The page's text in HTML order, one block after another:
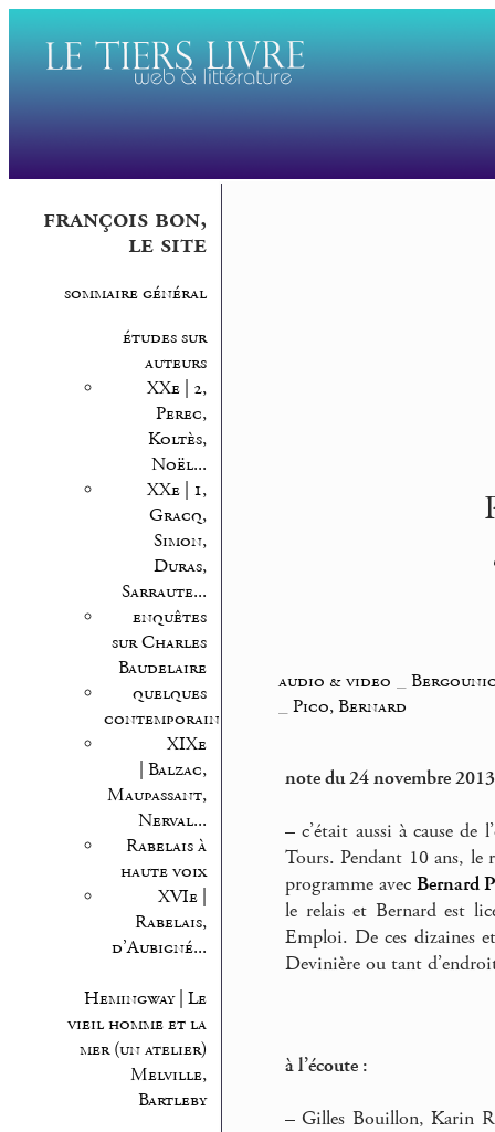
françois bon,
le site
sommaire général
études sur
auteurs
XXe | 2,
Perec,
Koltès,
Noël...
XXe | 1,
Gracq,
Simon,
Duras,
Sarraute...
enquêtes
sur Charles
Baudelaire
quelques
contemporains
XIXe
| Balzac,
Maupassant,
Nerval...
Rabelais à
haute voix
XVIe |
Rabelais,
d’Aubigné...
Hemingway | Le
vieil homme et la
mer (un atelier)
Melville,
Bartleby
audio & video _
Pico, Bernard
note du 24 novembre 2013
– c’était aussi à cause
Tours. Pendant 10 ans, le
programme avecBernard
le relais et Bernard est
Emploi. De ces dizaines
Devinière ou tant
à l’écoute :
– Gilles Bouillon, Karin